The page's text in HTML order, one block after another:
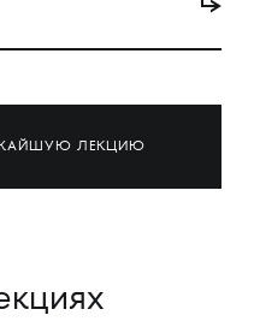
ЛЕКЦИЮ